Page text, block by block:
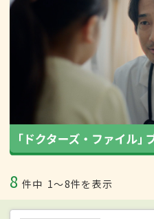
8 件中 1〜8件を表示